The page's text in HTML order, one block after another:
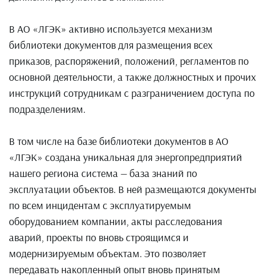
В АО «ЛГЭК» активно используется механизм
библиотеки документов для размещения всех
приказов, распоряжений, положений, регламентов по
основной деятельности, а также должностных и прочих
инструкций сотрудникам с разграничением доступа по
подразделениям.
В том числе на базе библиотеки документов в АО
«ЛГЭК» создана уникальная для энергопредприятий
нашего региона система — база знаний по
эксплуатации объектов. В ней размещаются документы
по всем инцидентам с эксплуатируемым
оборудованием компании, акты расследования
аварий, проекты по вновь строящимся и
модернизируемым объектам. Это позволяет
передавать накопленный опыт вновь принятым